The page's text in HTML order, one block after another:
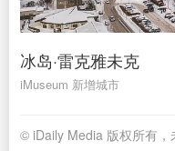
冰岛·雷克雅未克
iMuseum 新增城市
© iDaily Media 版权所有，